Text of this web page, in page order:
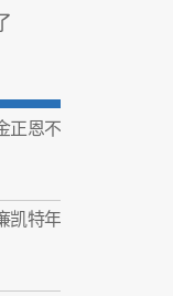
正恩不
凯特年